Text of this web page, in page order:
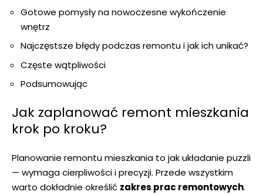
Gotowe‌ pomysły ⁤na nowoczesne wykończenie
wnętrz
Najczęstsze ​błędy podczas remontu i jak ich⁢ unikać?
Częste ​wątpliwości
Podsumowując
Jak zaplanować remont‍ mieszkania
krok po kroku?
Planowanie‌ remontu mieszkania to jak układanie puzzli
— wymaga cierpliwości ​i precyzji. Przede wszystkim
warto dokładnie określić zakres prac remontowych.⁢